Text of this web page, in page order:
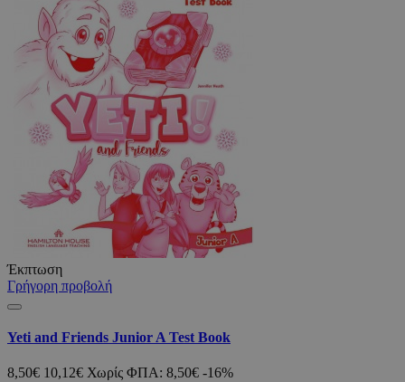
Έκπτωση
Γρήγορη προβολή
Yeti and Friends Junior A Test Book
8,50€ 10,12€ Χωρίς ΦΠΑ: 8,50€ -16%